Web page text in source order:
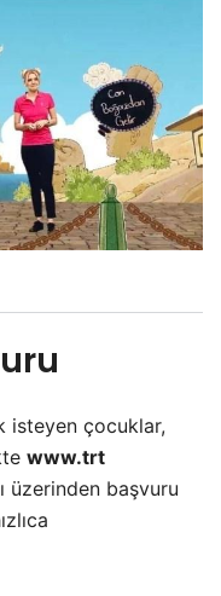
isteyen çocuklar,
www.trt
üzerinden başvuru